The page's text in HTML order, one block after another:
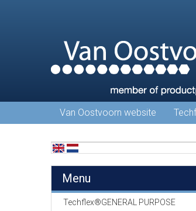
Van Oostvoorn website
Menu
Techflex®GENERAL PURPOSE